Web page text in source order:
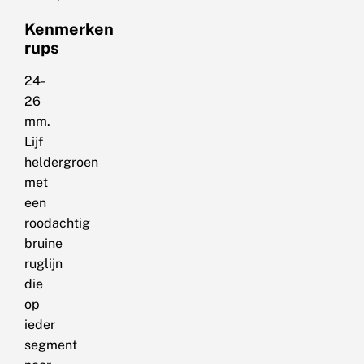
Kenmerken
rups
24-
26
mm.
Lijf
heldergroen
met
een
roodachtig
bruine
ruglijn
die
op
ieder
segment